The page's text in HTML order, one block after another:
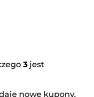
3 jest
nowe kupony,